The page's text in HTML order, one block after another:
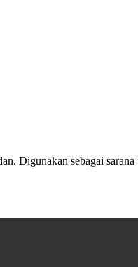
Digunakan sebagai